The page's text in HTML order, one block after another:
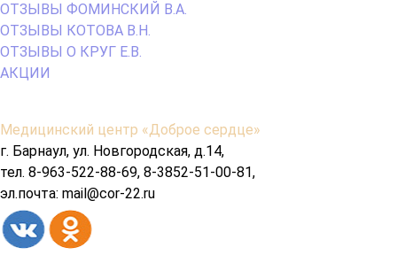
ОТЗЫВЫ ФОМИНСКИЙ В.А.
ОТЗЫВЫ КОТОВА В.Н.
ОТЗЫВЫ О КРУГ Е.В.
АКЦИИ
Содержимое
подвала
Медицинский центр «Доброе сердце»
г. Барнаул, ул. Новгородская, д.14,
тел. 8-963-522-88-69, 8-3852-51-00-81,
эл.почта: mail@cor-22.ru